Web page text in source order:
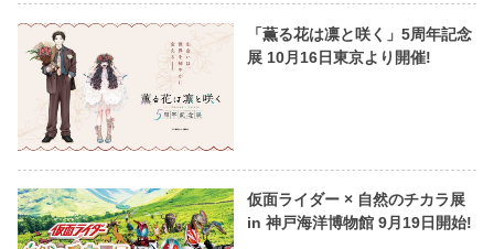
「薫る花は凛と咲く」5周年記念
展 10月16日東京より開催!
仮面ライダー × 自然のチカラ展
in 神戸海洋博物館 9月19日開始!